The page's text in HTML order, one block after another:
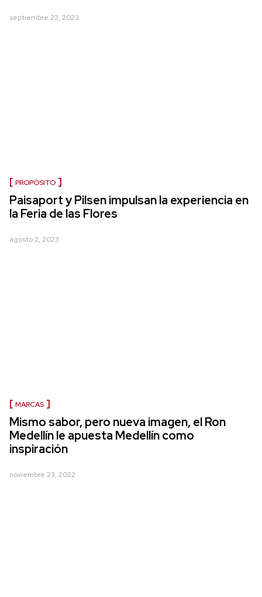
septiembre 23, 2023
PROPÓSITO
Paisaport y Pilsen impulsan la experiencia en
la Feria de las Flores
agosto 2, 2023
MARCAS
Mismo sabor, pero nueva imagen, el Ron
Medellín le apuesta Medellín como
inspiración
noviembre 23, 2022